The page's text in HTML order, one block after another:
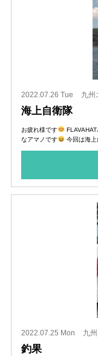
2022.07.26 Tue 九州
海上自衛隊
お疲れ様です
なアマノです
今回は海
2022.07.25 Mon 九
釣果